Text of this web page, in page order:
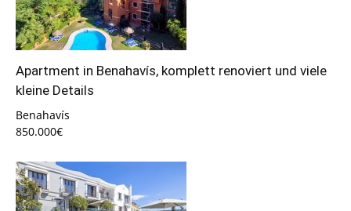
Apartment in Benahavís, komplett renoviert und viele
kleine Details
Benahavís
850.000€